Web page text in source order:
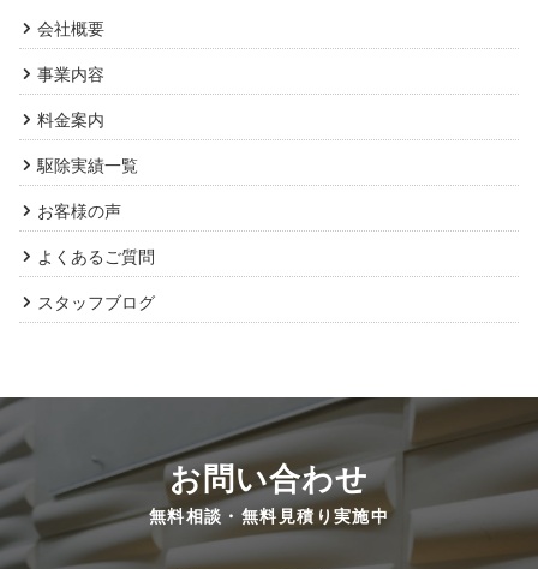
会社概要
事業内容
料金案内
駆除実績一覧
お客様の声
よくあるご質問
スタッフブログ
お問い合わせ
無料相談・無料見積り実施中